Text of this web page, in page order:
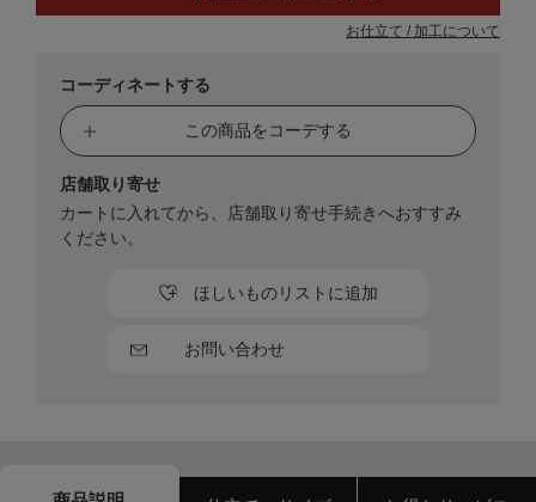
お仕立て / 加工について
コーディネートする
この商品をコーデする
お問い合わせ
ほしいものリストに追加
店舗取り寄せ
カートに入れてから、店舗取り寄せ手続きへおすすみ
ください。